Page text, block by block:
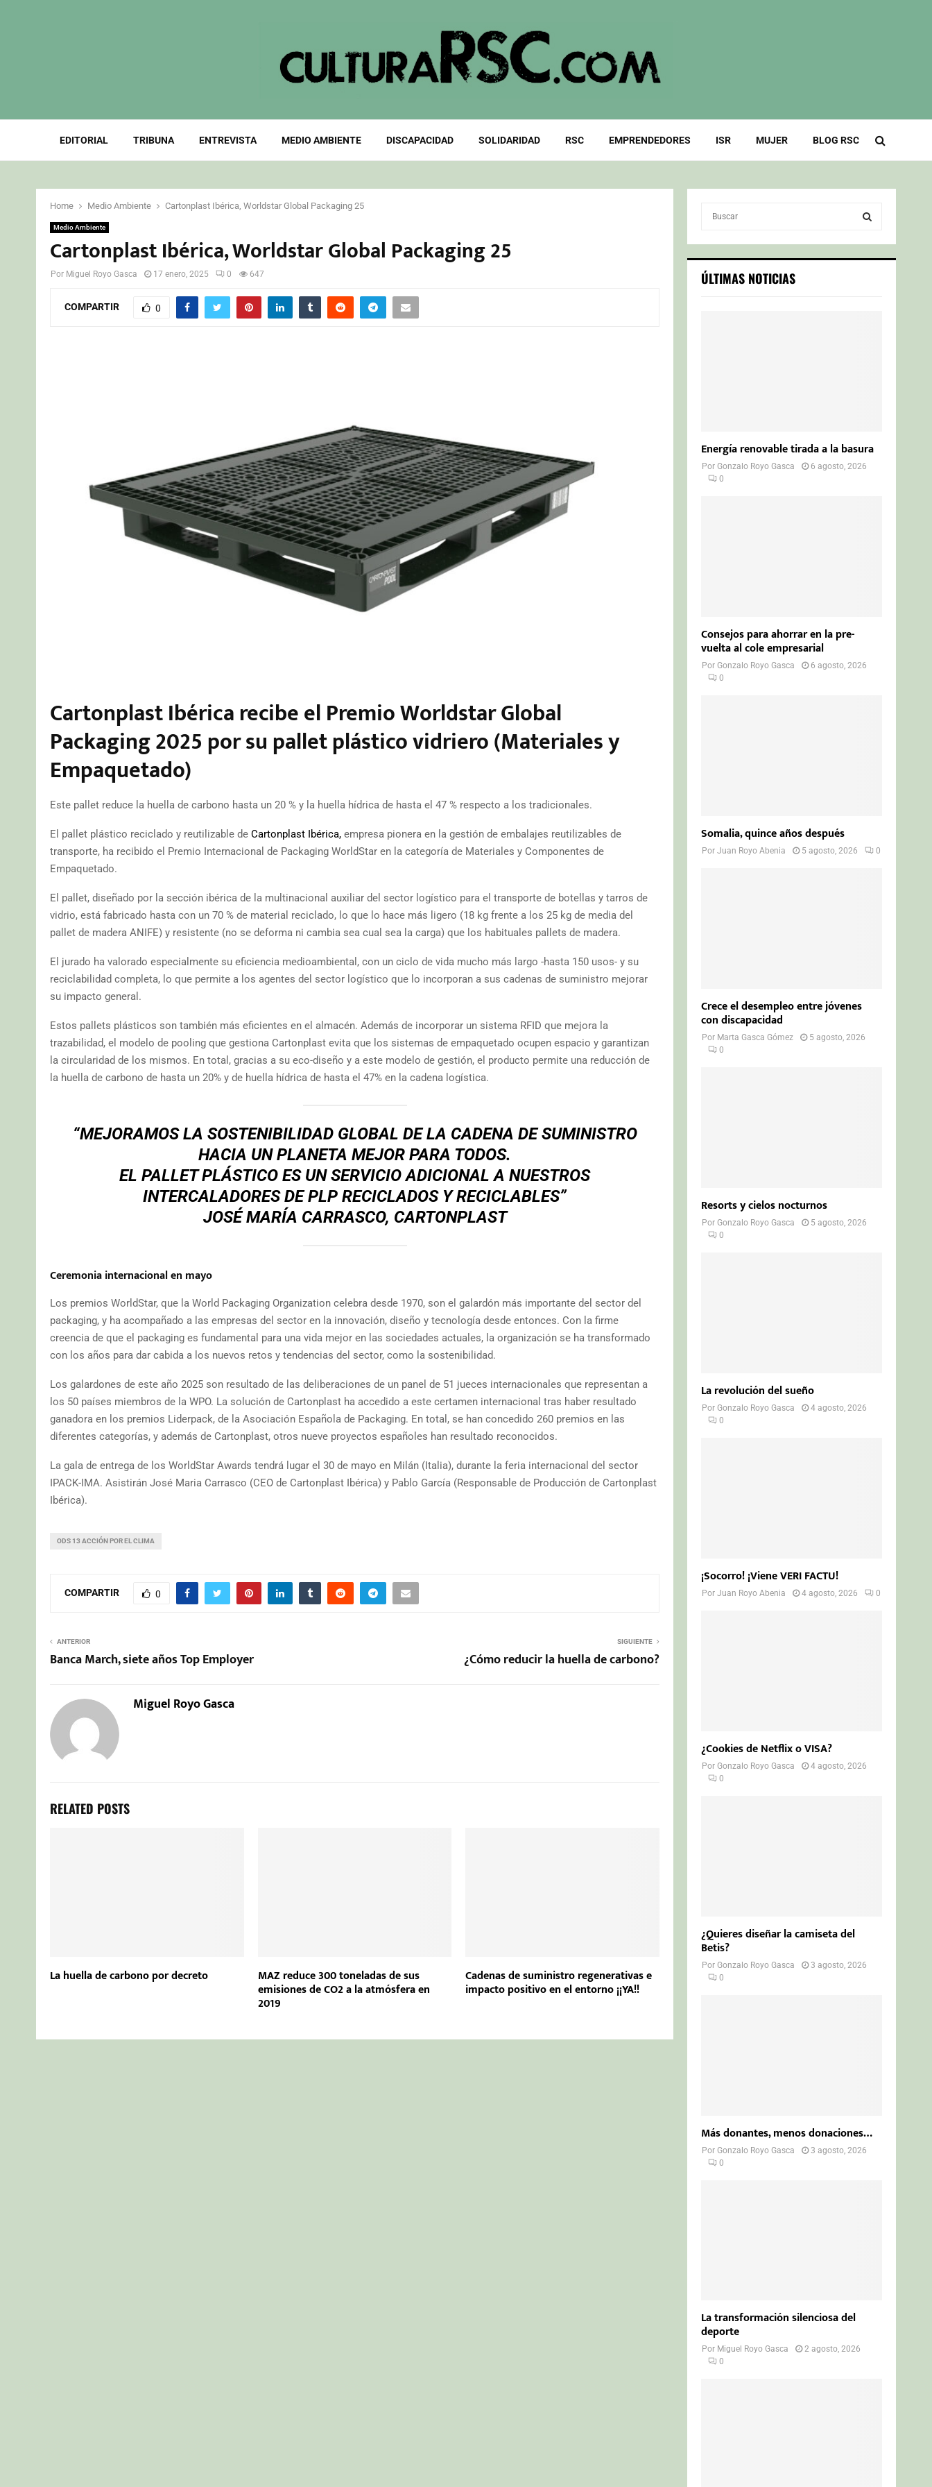
EDITORIAL TRIBUNA ENTREVISTA MEDIO AMBIENTE DISCAPACIDAD SOLIDARIDAD RSC EMPRENDEDORES ISR MUJER BLOG RSC
Home Medio Ambiente Cartonplast Ibérica, Worldstar Global Packaging 25
Medio Ambiente
Cartonplast Ibérica, Worldstar Global Packaging 25
Por Miguel Royo Gasca 17 enero, 2025 0 647
COMPARTIR 0
Cartonplast Ibérica recibe el Premio Worldstar Global
Packaging 2025 por su pallet plástico vidriero (Materiales y
Empaquetado)
Este pallet reduce la huella de carbono hasta un 20 % y la huella hídrica de hasta el 47 % respecto a los tradicionales.
El pallet plástico reciclado y reutilizable de Cartonplast Ibérica, empresa pionera en la gestión de embalajes reutilizables de
transporte, ha recibido el Premio Internacional de Packaging WorldStar en la categoría de Materiales y Componentes de
Empaquetado.
El pallet, diseñado por la sección ibérica de la multinacional auxiliar del sector logístico para el transporte de botellas y tarros de
vidrio, está fabricado hasta con un 70 % de material reciclado, lo que lo hace más ligero (18 kg frente a los 25 kg de media del
pallet de madera ANIFE) y resistente (no se deforma ni cambia sea cual sea la carga) que los habituales pallets de madera.
El jurado ha valorado especialmente su eficiencia medioambiental, con un ciclo de vida mucho más largo -hasta 150 usos- y su
reciclabilidad completa, lo que permite a los agentes del sector logístico que lo incorporan a sus cadenas de suministro mejorar
su impacto general.
Estos pallets plásticos son también más eficientes en el almacén. Además de incorporar un sistema RFID que mejora la
trazabilidad, el modelo de pooling que gestiona Cartonplast evita que los sistemas de empaquetado ocupen espacio y garantizan
la circularidad de los mismos. En total, gracias a su eco-diseño y a este modelo de gestión, el producto permite una reducción de
la huella de carbono de hasta un 20% y de huella hídrica de hasta el 47% en la cadena logística.
“MEJORAMOS LA SOSTENIBILIDAD GLOBAL DE LA CADENA DE SUMINISTRO
HACIA UN PLANETA MEJOR PARA TODOS.
EL PALLET PLÁSTICO ES UN SERVICIO ADICIONAL A NUESTROS
INTERCALADORES DE PLP RECICLADOS Y RECICLABLES”
JOSÉ MARÍA CARRASCO, CARTONPLAST
Ceremonia internacional en mayo
Los premios WorldStar, que la World Packaging Organization celebra desde 1970, son el galardón más importante del sector del
packaging, y ha acompañado a las empresas del sector en la innovación, diseño y tecnología desde entonces. Con la firme
creencia de que el packaging es fundamental para una vida mejor en las sociedades actuales, la organización se ha transformado
con los años para dar cabida a los nuevos retos y tendencias del sector, como la sostenibilidad.
Los galardones de este año 2025 son resultado de las deliberaciones de un panel de 51 jueces internacionales que representan a
los 50 países miembros de la WPO. La solución de Cartonplast ha accedido a este certamen internacional tras haber resultado
ganadora en los premios Liderpack, de la Asociación Española de Packaging. En total, se han concedido 260 premios en las
diferentes categorías, y además de Cartonplast, otros nueve proyectos españoles han resultado reconocidos.
La gala de entrega de los WorldStar Awards tendrá lugar el 30 de mayo en Milán (Italia), durante la feria internacional del sector
IPACK-IMA. Asistirán José Maria Carrasco (CEO de Cartonplast Ibérica) y Pablo García (Responsable de Producción de Cartonplast
Ibérica).
ODS 13 ACCIÓN POR EL CLIMA
COMPARTIR 0
ANTERIOR
Banca March, siete años Top Employer
SIGUIENTE
¿Cómo reducir la huella de carbono?
Miguel Royo Gasca
RELATED POSTS
La huella de carbono por decreto MAZ reduce 300 toneladas de sus
emisiones de CO2 a la atmósfera en
2019
Cadenas de suministro regenerativas e
impacto positivo en el entorno ¡¡YA!!
c
h
S
ÚLTIMAS NOTICIAS
Energía renovable tirada a la basura
PorGonzalo Royo Gasca
6 agosto, 2026
0
Consejos para ahorrar en la pre-
vuelta al cole empresarial
PorGonzalo Royo Gasca
6 agosto, 2026
0
Somalia, quince años después
PorJuan Royo Abenia 5 agosto, 2026 0
Crece el desempleo entre jóvenes
con discapacidad
Por Marta Gasca Gómez
5 agosto, 2026
0
Resorts y cielos nocturnos
PorGonzalo Royo Gasca
5 agosto, 2026
0
La revolución del sueño
PorGonzalo Royo Gasca
4 agosto, 2026
0
¡Socorro! ¡Viene VERI FACTU!
PorJuan Royo Abenia 4 agosto, 2026 0
¿Cookies de Netflix o VISA?
PorGonzalo Royo Gasca
4 agosto, 2026
0
¿Quieres diseñar la camiseta del
Betis?
PorGonzalo Royo Gasca
3 agosto, 2026
0
Más donantes, menos donaciones…
PorGonzalo Royo Gasca
3 agosto, 2026
0
La transformación silenciosa del
deporte
Por Miguel Royo Gasca
2 agosto, 2026
0